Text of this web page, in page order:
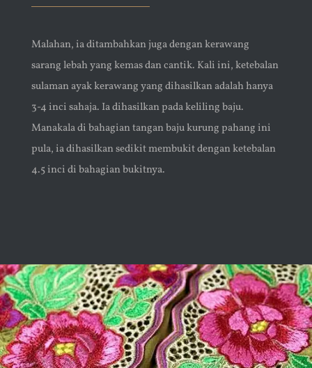
Malahan, ia ditambahkan juga dengan kerawang
sarang lebah yang kemas dan cantik. Kali ini, ketebalan
sulaman ayak kerawang yang dihasilkan adalah hanya
3-4 inci sahaja. Ia dihasilkan pada keliling baju.
Manakala di bahagian tangan baju kurung pahang ini
pula, ia dihasilkan sedikit membukit dengan ketebalan
4.5 inci di bahagian bukitnya.